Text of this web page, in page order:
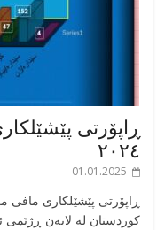
ڕاپۆرتی
٢٠٢٤
01.01.2025